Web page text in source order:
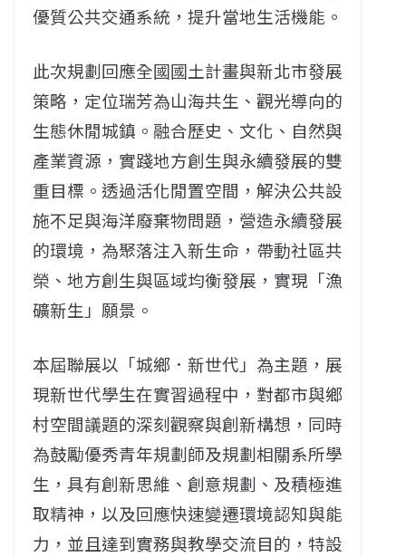
優質公共交通系統，提升當地生活機能。
此次規劃回應全國國土計畫與新北市發展
策略，定位瑞芳為山海共生、觀光導向的
生態休閒城鎮。融合歷史、文化、自然與
產業資源，實踐地方創生與永續發展的雙
重目標。透過活化閒置空間，解決公共設
施不足與海洋廢棄物問題，營造永續發展
的環境，為聚落注入新生命，帶動社區共
榮、地方創生與區域均衡發展，實現「漁
礦新生」願景。
本屆聯展以「城鄉．新世代」為主題，展
現新世代學生在實習過程中，對都市與鄉
村空間議題的深刻觀察與創新構想，同時
為鼓勵優秀青年規劃師及規劃相關系所學
生，具有創新思維、創意規劃、及積極進
取精神，以及回應快速變遷環境認知與能
力，並且達到實務與教學交流目的，特設